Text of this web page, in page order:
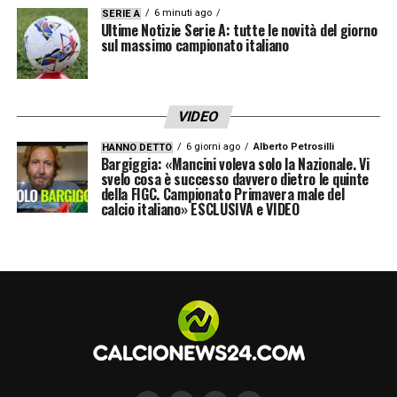
risultati, poi cerco di essere sempre onesto
e descrivo quanto visto».
complimenti all’Inter e dare un grande in
bocca al lupo. Se lo merita ed è un traguardo
importante e hanno bisogno del sostegno di
tutti».
SERIE A 6 minuti ago
Ultime Notizie Serie A: tutte le novità del giorno
sul massimo campionato italiano
VIDEO
HANNO DETTO 6 giorni ago Alberto Petrosilli
Bargiggia: «Mancini voleva solo la Nazionale. Vi
svelo cosa è successo davvero dietro le quinte
della FIGC. Campionato Primavera male del
calcio italiano» ESCLUSIVA e VIDEO